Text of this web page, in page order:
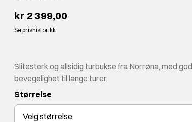
kr 2 399,00
Se prishistorikk
Slitesterk og allsidig turbukse fra Norrøna, med
bevegelighet til lange turer.
Størrelse
Velgstørrelse